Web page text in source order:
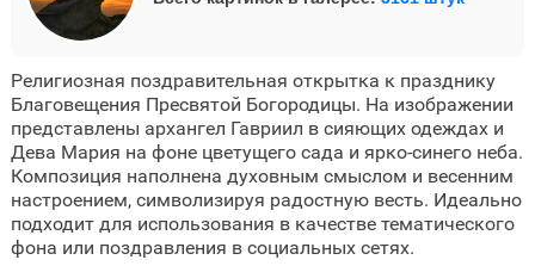
Религиозная поздравительная открытка к празднику
Благовещения Пресвятой Богородицы. На изображении
представлены архангел Гавриил в сияющих одеждах и
Дева Мария на фоне цветущего сада и ярко-синего неба.
Композиция наполнена духовным смыслом и весенним
настроением, символизируя радостную весть. Идеально
подходит для использования в качестве тематического
фона или поздравления в социальных сетях.